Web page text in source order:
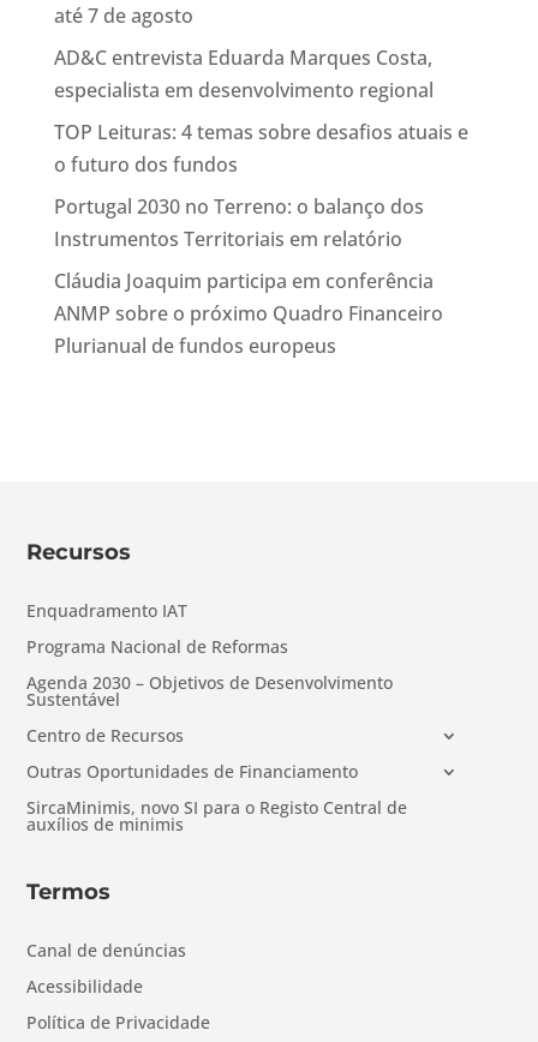
até 7 de agosto
AD&C entrevista Eduarda Marques Costa,
especialista em desenvolvimento regional
TOP Leituras: 4 temas sobre desafios atuais e
o futuro dos fundos
Portugal 2030 no Terreno: o balanço dos
Instrumentos Territoriais em relatório
Cláudia Joaquim participa em conferência
ANMP sobre o próximo Quadro Financeiro
Plurianual de fundos europeus
Recursos
Enquadramento IAT
Programa Nacional de Reformas
Agenda 2030 – Objetivos de Desenvolvimento
Sustentável
Centro de Recursos
Outras Oportunidades de Financiamento
SircaMinimis, novo SI para o Registo Central de
auxílios de minimis
Termos
Canal de denúncias
Acessibilidade
Política de Privacidade